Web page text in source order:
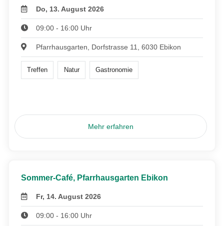
Do, 13. August 2026
09:00 - 16:00 Uhr
Pfarrhausgarten, Dorfstrasse 11, 6030 Ebikon
Treffen Natur Gastronomie
Mehr erfahren
Sommer-Café, Pfarrhausgarten Ebikon
Fr, 14. August 2026
09:00 - 16:00 Uhr